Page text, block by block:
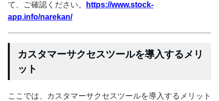
て、ご確認ください。
https://www.stock-
app.info/narekan/
カスタマーサクセスツールを導入するメリ
ット
ここでは、カスタマーサクセスツールを導入するメリット